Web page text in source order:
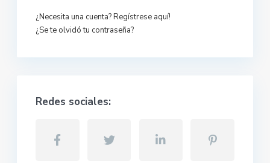
¿Necesita una cuenta? Regístrese aquí!
¿Se te olvidó tu contraseña?
Redes sociales: